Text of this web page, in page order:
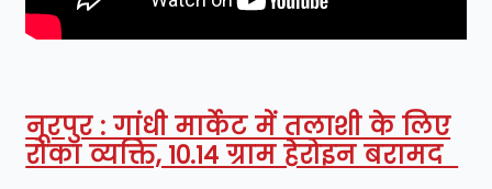
नूरपुर : गांधी मार्केट में तलाशी के लिए
रोका व्यक्ति, 10.14 ग्राम हेरोइन बरामद